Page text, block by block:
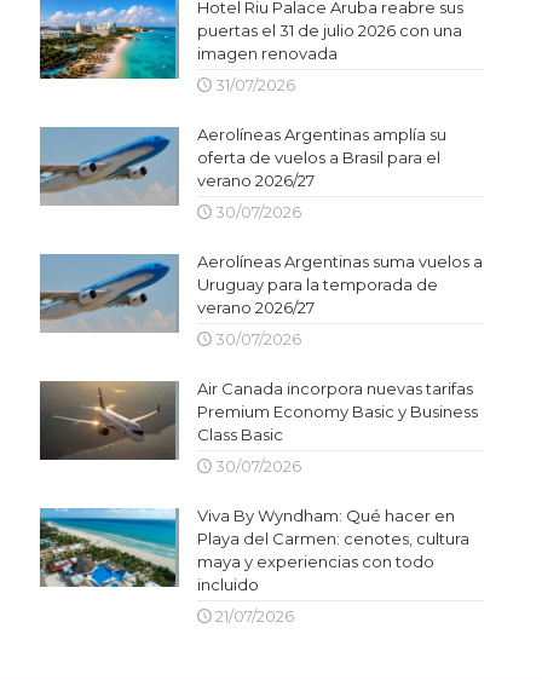
Hotel Riu Palace Aruba reabre sus
puertas el 31 de julio 2026 con una
imagen renovada
31/07/2026
Aerolíneas Argentinas amplía su
oferta de vuelos a Brasil para el
verano 2026/27
30/07/2026
Aerolíneas Argentinas suma vuelos a
Uruguay para la temporada de
verano 2026/27
30/07/2026
Air Canada incorpora nuevas tarifas
Premium Economy Basic y Business
Class Basic
30/07/2026
Viva By Wyndham: Qué hacer en
Playa del Carmen: cenotes, cultura
maya y experiencias con todo
incluido
21/07/2026